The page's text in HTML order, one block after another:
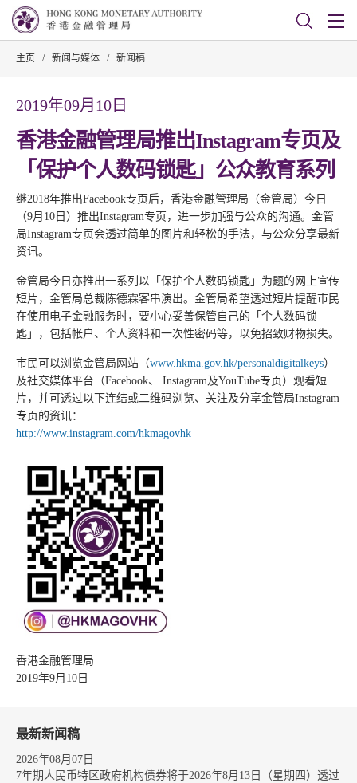
主页 / 新闻与媒体 / 新闻稿
2019年09月10日
香港金融管理局推出Instagram专页及
「保护个人数码锁匙」公众教育系列
继2018年推出Facebook专页后，香港金融管理局（金管局）今日
（9月10日）推出Instagram专页，进一步加强与公众的沟通。金管
局Instagram专页会透过简单的图片和轻松的手法，与公众分享最新
资讯。
金管局今日亦推出一系列以「保护个人数码锁匙」为题的网上宣传
短片，金管局总裁陈德霖客串演出。金管局希望透过短片提醒市民
在使用电子金融服务时，要小心妥善保管自己的「个人数码锁
匙」，包括帐户、个人资料和一次性密码等，以免招致财物损失。
市民可以浏览金管局网站（www.hkma.gov.hk/personaldigitalkeys）
及社交媒体平台（Facebook、 Instagram及YouTube专页）观看短
片，并可透过以下连结或二维码浏览、关注及分享金管局Instagram
专页的资讯：
http://www.instagram.com/hkmagovhk
香港金融管理局
2019年9月10日
最新新闻稿
2026年08月07日
7年期人民币特区政府机构债券将于2026年8月13日（星期四）透过